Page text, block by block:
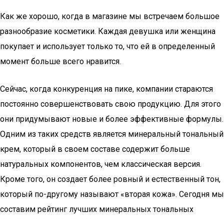
Как же хорошо, когда в магазине мы встречаем большое
разнообразие косметики. Каждая девушка или женщина
покупает и использует только то, что ей в определенный
момент больше всего нравится.
Сейчас, когда конкуренция на пике, компании стараются
постоянно совершенствовать свою продукцию. Для этого
они придумывают новые и более эффективные формулы.
Одним из таких средств является минеральный тональный
крем, который в своем составе содержит больше
натуральных компонентов, чем классическая версия.
Кроме того, он создает более ровный и естественный тон,
который по-другому называют «вторая кожа». Сегодня мы
составим рейтинг лучших минеральных тональных